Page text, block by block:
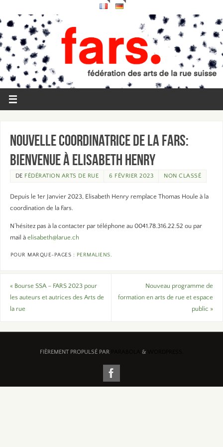
Nouvelle coordinatrice de la FARS:
Bienvenue à Elisabeth Henry
DE FÉDÉRATION ARTS DE RUE 6 FÉVRIER 2023 NON CLASSÉ
Depuis le 1er Janvier 2023, Elisabeth Henry remplace Thomas Houle à la
coordination de la Fars.
N’hésitez pas à la contacter par téléphone au 0041.78.316.22.52 ou par
mail à elisabeth@larue.ch
POUR MARQUE-PAGES : PERMALIENS.
«Bourse SSA – FARS 2023 pour
les auteurs et autrices des Arts de
la rue
Nouveau programme de
formation en arts de rue et espace
public »
FIÈREMENT PROPULSÉ PAR &